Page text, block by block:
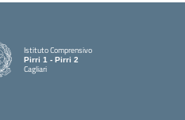
Istituto Comprensivo
Pirri 1 - Pirri 2
Cagliari
— Visita la pagina iniziale della scuola